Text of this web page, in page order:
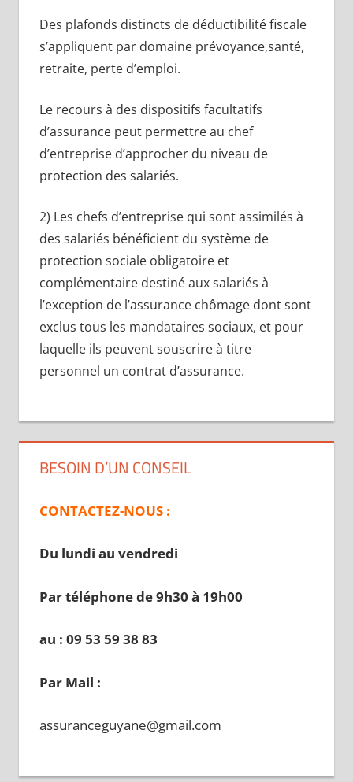
Des plafonds distincts de déductibilité fiscale
s’appliquent par domaine prévoyance,santé,
retraite, perte d’emploi.
Le recours à des dispositifs facultatifs
d’assurance peut permettre au chef
d’entreprise d’approcher du niveau de
protection des salariés.
2) Les chefs d’entreprise qui sont assimilés à
des salariés bénéficient du système de
protection sociale obligatoire et
complémentaire destiné aux salariés à
l’exception de l’assurance chômage dont sont
exclus tous les mandataires sociaux, et pour
laquelle ils peuvent souscrire à titre
personnel un contrat d’assurance.
BESOIN D’UN CONSEIL
CONTACTEZ-NOUS :
Du lundi au vendredi
Par téléphone de 9h30 à 19h00
au : 09 53 59 38 83
Par Mail :
assuranceguyane@gmail.com